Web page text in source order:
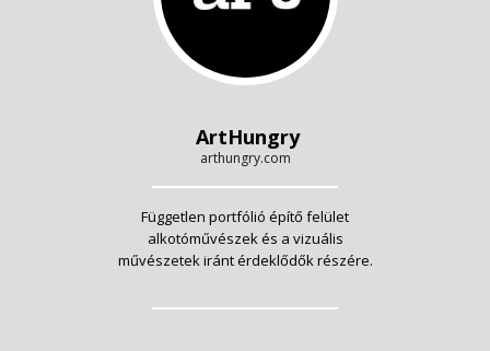
ArtHungry
arthungry.com
Független portfólió építő felület
alkotóművészek és a vizuális
művészetek iránt érdeklődők részére.